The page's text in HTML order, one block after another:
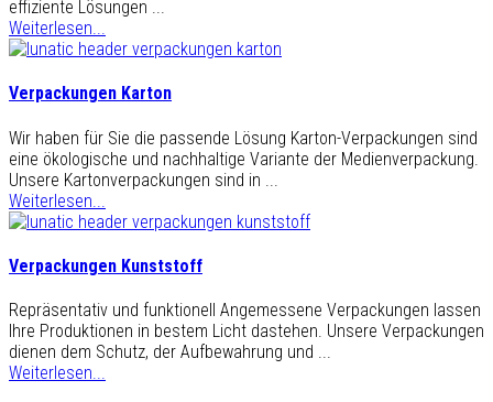
effiziente Lösungen ...
Weiterlesen...
Verpackungen Karton
Wir haben für Sie die passende Lösung Karton-Verpackungen sind
eine ökologische und nachhaltige Variante der Medienverpackung.
Unsere Kartonverpackungen sind in ...
Weiterlesen...
Verpackungen Kunststoff
Repräsentativ und funktionell Angemessene Verpackungen lassen
Ihre Produktionen in bestem Licht dastehen. Unsere Verpackungen
dienen dem Schutz, der Aufbewahrung und ...
Weiterlesen...